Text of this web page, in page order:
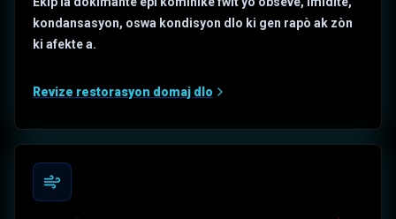
kondansasyon, oswa kondisyon dlo ki gen rapò ak zòn
ki afekte a.
Revize restorasyon domaj dlo